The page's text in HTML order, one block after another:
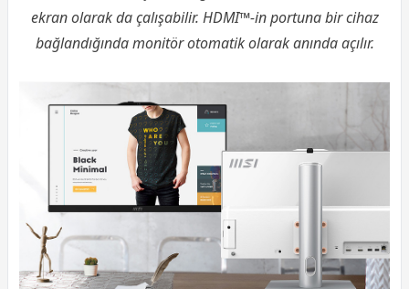
ekran olarak da çalışabilir. HDMI™-in portuna bir cihaz
bağlandığında monitör otomatik olarak anında açılır.